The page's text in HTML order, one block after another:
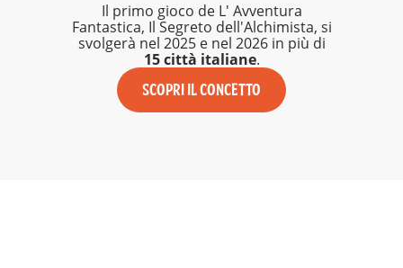
Il primo gioco de L' Avventura
Fantastica, Il Segreto dell'Alchimista, si
svolgerà nel 2025 e nel 2026 in più di
15 città italiane.
SCOPRI IL CONCETTO